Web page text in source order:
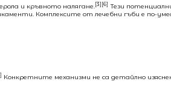
и кръвното налягане.[3][6] Тези
Комплексите от лечебни гъби е
Конкретните механизми не са детайлно